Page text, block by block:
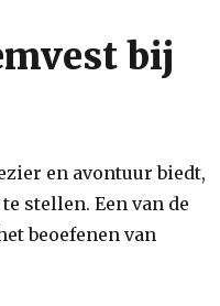
bij
en avontuur biedt,
stellen. Een van de
beoefenen van